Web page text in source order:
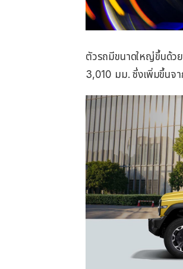
ตัวรถมีขนาดใหญ่ขึ้นด้ว
3,010 มม. ซึ่งเพิ่มขึ้นจ